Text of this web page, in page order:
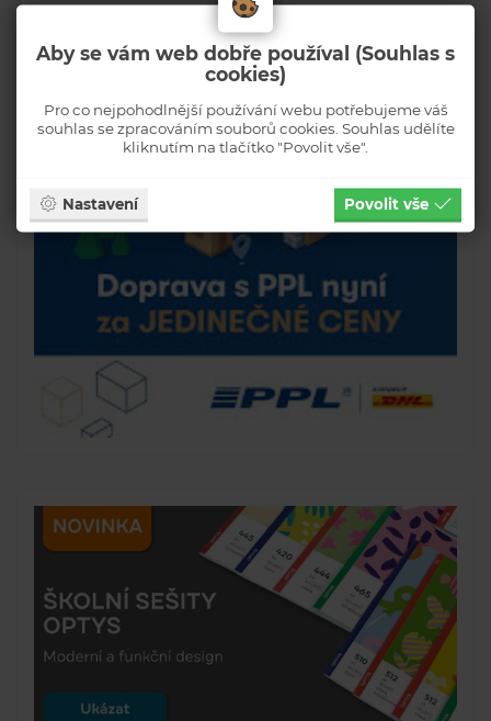
Aby se vám web dobře používal (Souhlas s
cookies)
Pro co nejpohodlnější používání webu potřebujeme váš
souhlas se zpracováním souborů cookies. Souhlas udělíte
kliknutím na tlačítko "Povolit vše".
Nastavení Povolit vše